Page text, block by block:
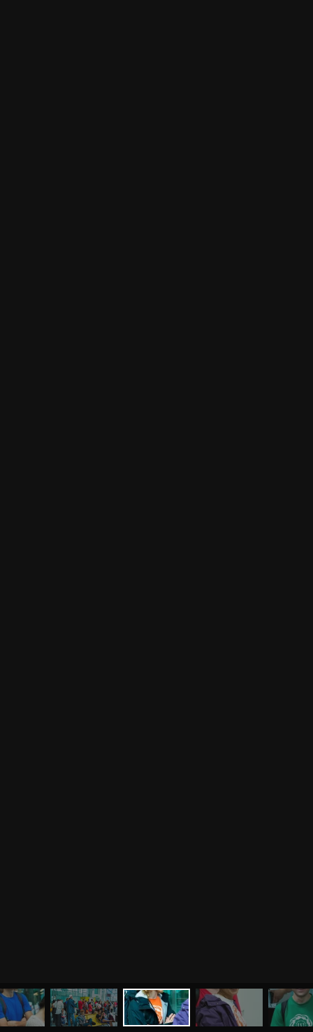
ЙОГА СЕМИНАРЫ МЕНЮ О НАС МАГАЗИН